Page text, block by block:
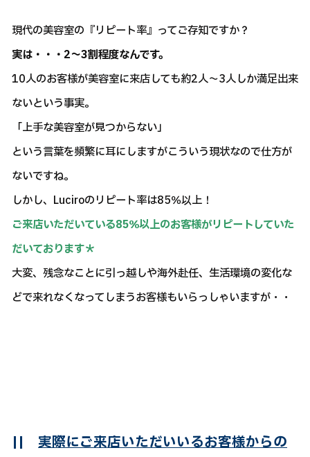
現代の美容室の『リピート率』ってご存知ですか？
実は・・・2～3割程度なんです。
10人のお客様が美容室に来店しても約2人～3人しか満足出来
ないという事実。
「上手な美容室が見つからない」
という言葉を頻繁に耳にしますがこういう現状なので仕方が
ないですね。
しかし、Luciroのリピート率は85％以上！
ご来店いただいている85％以上のお客様がリピートしていた
だいております＊
大変、残念なことに引っ越しや海外赴任、生活環境の変化な
どで来れなくなってしまうお客様もいらっしゃいますが・・
|| 実際にご来店いただいいるお客様からの